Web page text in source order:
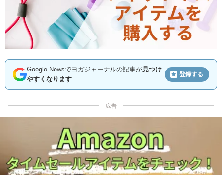
Google Newsでヨガジャーナルの記事が見つけ
やすくなります
登録する
広告